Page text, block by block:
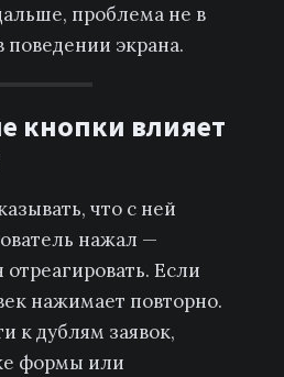
проблема не в
поведении экрана.
кнопки влияет
что с ней
нажал —
Если
нажимает повторно.
к дублям заявок,
формы или